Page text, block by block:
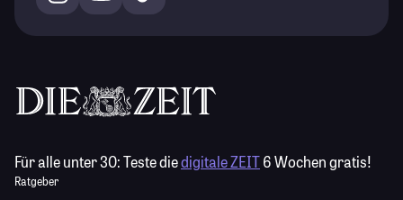
Für alle unter 30:Teste diedigitale ZEIT6 Wochen gratis!
Ratgeber